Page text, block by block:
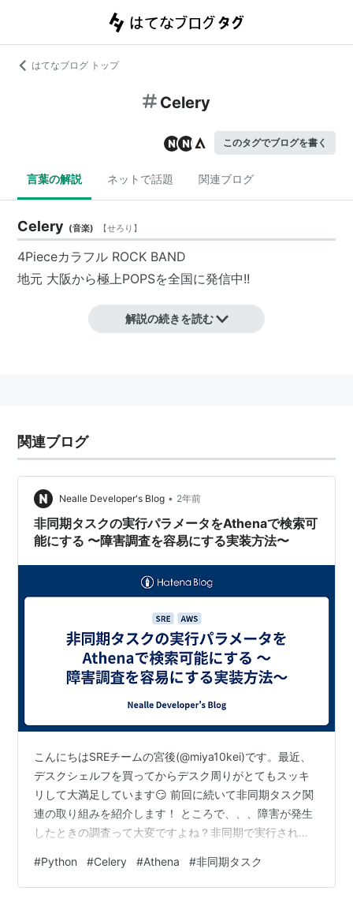
はてなブログ トップ
Celery
このタグでブログを書く
言葉の解説 ネットで話題 関連ブログ
Celery (音楽) 【せろり 】
4Pieceカラフル ROCK BAND
地元 大阪から極上POPSを全国に発信中!!
2006年4月30日に解散したHUNGRY DAYSのベース・
以下のメンバー。
市道信義 Vocal/Guitar 1987.2.14 / 大阪 / AB型
(ex HUNGRY DAYS
森口貴大 Guitar/Chorus 1986.8.14 / 大阪 / AB型
(ex HUNGRY DAYS
古河弘基 Bass/Chorus 1986.10.7 / 大阪 / B型
南慎也 Drums 1986.1.21 / 大阪 / O型
(ex Fertile Four Leaf
証〜そして、また〜
センチメンタル〜あいつはもう二十歳〜
Good bey today〜キミに首ったけ〜
セレブ
青色の恋
FRIENDS
解説の続きを読む
関連ブログ
Nealle Developer's Blog • 2年前
非同期タスクの実行パラメータをAthenaで検索可
能にする 〜障害調査を容易にする実装方法〜
こんにちはSREチームの宮後(@miya10kei)です。最近、
デスクシェルフを買ってからデスク周りがとてもスッキ
リして大満足しています😏 前回に続いて非同期タスク関
連の取り組みを紹介します！ ところで、、、障害が発生
したときの調査って大変ですよね？非同期で実行される
そこで、今回は障害時の調査用に非同期タスクの実行パ
ラメータを永続化し、Athenaから検索できるようにした
#Python #Celery #Athena #非同期タスク